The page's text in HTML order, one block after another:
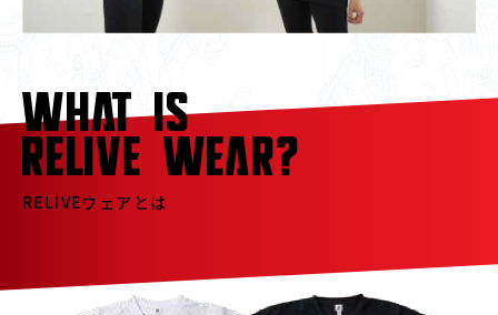
WHAT IS
RELIVE WEAR?
RELIVEウェアとは